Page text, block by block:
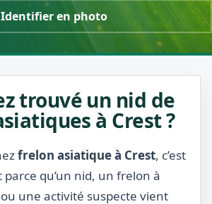
Identifier en photo
trouvé un nid de
à Crest ?
frelon asiatique à Crest, c’est
qu’un nid, un frelon à
une activité suspecte vient